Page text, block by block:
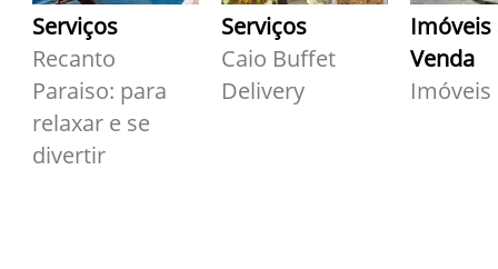
Serviços
Recanto
Paraiso: para
relaxar e se
divertir
Serviços
Caio Buffet
Delivery
Imóveis
Venda
Imóveis